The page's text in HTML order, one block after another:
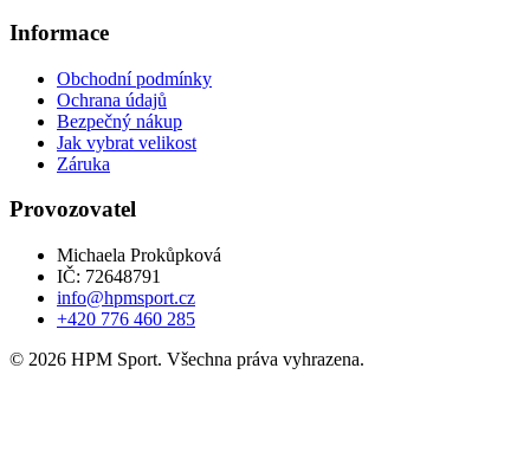
Informace
Obchodní podmínky
Ochrana údajů
Bezpečný nákup
Jak vybrat velikost
Záruka
Provozovatel
Michaela Prokůpková
IČ: 72648791
info@hpmsport.cz
+420 776 460 285
© 2026 HPM Sport. Všechna práva vyhrazena.